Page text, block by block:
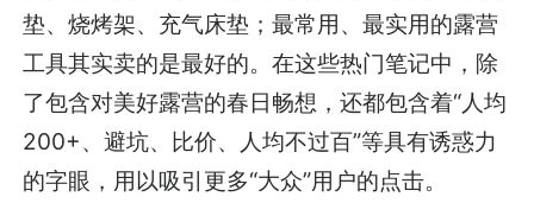
垫、烧烤架、充气床垫；最常用、最实用的露营
工具其实卖的是最好的。在这些热门笔记中，除
了包含对美好露营的春日畅想，还都包含着“人均
200+、避坑、比价、人均不过百”等具有诱惑力
的字眼，用以吸引更多“大众”用户的点击。